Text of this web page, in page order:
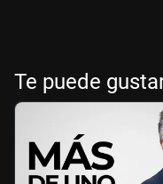
Te puede